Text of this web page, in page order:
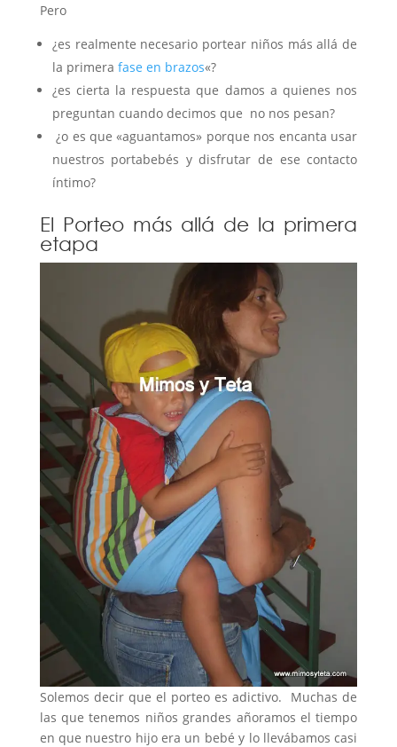
Pero
¿es realmente necesario portear niños más allá de
la primera fase en brazos«?
¿es cierta la respuesta que damos a quienes nos
preguntan cuando decimos que no nos pesan?
¿o es que «aguantamos» porque nos encanta usar
nuestros portabebés y disfrutar de ese contacto
íntimo?
El Porteo más allá de la primera
etapa
Solemos decir que el porteo es adictivo. Muchas de
las que tenemos niños grandes añoramos el tiempo
en que nuestro hijo era un bebé y lo llevábamos casi